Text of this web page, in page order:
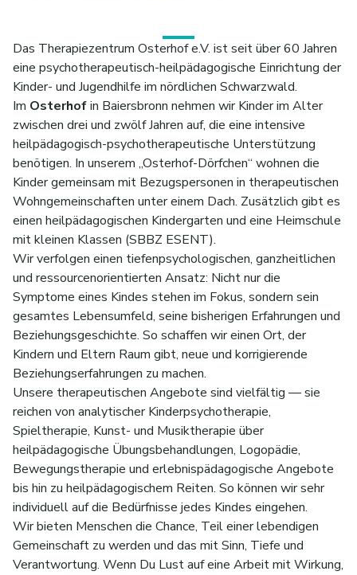
Das Therapiezentrum Osterhof e.V. ist seit über 60 Jahren
eine psychotherapeutisch-heilpädagogische Einrichtung der
Kinder- und Jugendhilfe im nördlichen Schwarzwald.
Im Osterhofin Baiersbronn nehmen wir Kinder im Alter
zwischen drei und zwölf Jahren auf, die eine intensive
heilpädagogisch-psychotherapeutische Unterstützung
benötigen. In unserem „Osterhof-Dörfchen“ wohnen die
Kinder gemeinsam mit Bezugspersonen in therapeutischen
Wohngemeinschaften unter einem Dach. Zusätzlich gibt es
einen heilpädagogischen Kindergarten und eine Heimschule
mit kleinen Klassen (SBBZ ESENT).
Wir verfolgen einen tiefenpsychologischen, ganzheitlichen
und ressourcenorientierten Ansatz: Nicht nur die
Symptome eines Kindes stehen im Fokus, sondern sein
gesamtes Lebensumfeld, seine bisherigen Erfahrungen und
Beziehungsgeschichte. So schaffen wir einen Ort, der
Kindern und Eltern Raum gibt, neue und korrigierende
Beziehungserfahrungen zu machen.
Unsere therapeutischen Angebote sind vielfältig — sie
reichen von analytischer Kinderpsychotherapie,
Spieltherapie, Kunst- und Musiktherapie über
heilpädagogische Übungsbehandlungen, Logopädie,
Bewegungstherapie und erlebnispädagogische Angebote
bis hin zu heilpädagogischem Reiten. So können wir sehr
individuell auf die Bedürfnisse jedes Kindes eingehen.
Wir bieten Menschen die Chance, Teil einer lebendigen
Gemeinschaft zu werden und das mit Sinn, Tiefe und
Verantwortung. Wenn Du Lust auf eine Arbeit mit Wirkung,